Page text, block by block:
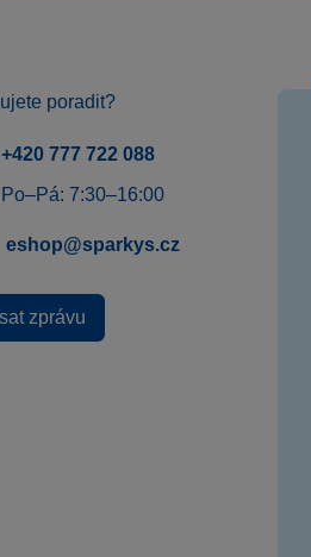
poradit?
+420 777 722 088
Po–Pá: 7:30–16:00
eshop@sparkys.cz
zprávu